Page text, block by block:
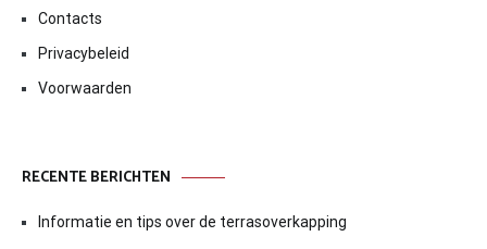
Contacts
Privacybeleid
Voorwaarden
RECENTE BERICHTEN
Informatie en tips over de terrasoverkapping